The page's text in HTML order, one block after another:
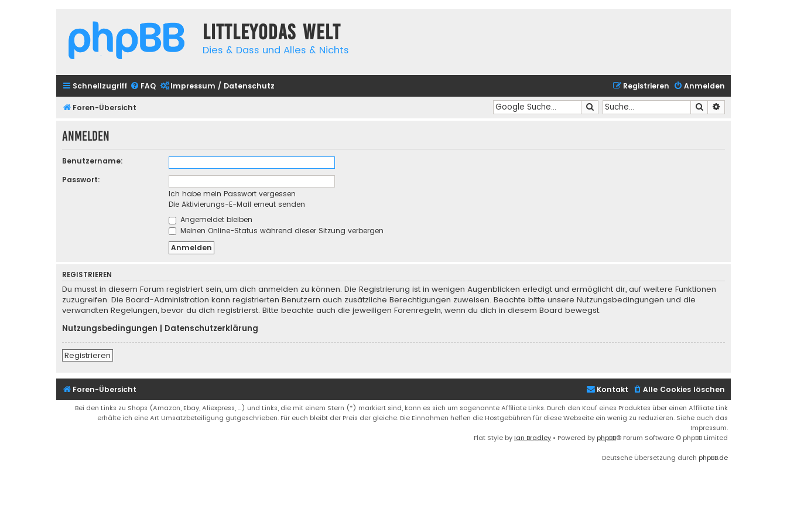
Littleyodas Welt
Dies & Dass und Alles & Nichts
Schnellzugriff FAQ Impressum / Datenschutz Anmelden
Registrieren
Foren-Übersicht Suche
Suche
Anmelden
Benutzername:
Passwort:
Ich habe mein Passwort vergessen
Die Aktivierungs-E-Mail erneut senden
Angemeldet bleiben
Meinen Online-Status während dieser Sitzung verbergen
REGISTRIEREN
Du musst in diesem Forum registriert sein, um dich anmelden zu können. Die Registrierung ist in wenigen Augenblicken erledigt und ermöglicht dir, auf weitere Funktionen
zuzugreifen. Die Board-Administration kann registrierten Benutzern auch zusätzliche Berechtigungen zuweisen. Beachte bitte unsere Nutzungsbedingungen und die
verwandten Regelungen, bevor du dich registrierst. Bitte beachte auch die jeweiligen Forenregeln, wenn du dich in diesem Board bewegst.
Nutzungsbedingungen
Datenschutzerklärung
Registrieren
Foren-Übersicht Alle Cookies löschen
Kontakt
Bei den Links zu Shops (Amazon, Ebay, Aliexpress, ...) und Links, die mit einem Stern (*) markiert sind, kann es sich um sogenannte Affiliate Links. Durch den Kauf eines Produktes über einen Affiliate Link
erhälte ich eine Art Umsatzbeteiligung gutgeschrieben. Für euch bleibt der Preis der gleiche. Die Einnahmen helfen die Hostgebühren für diese Webseite ein wenig zu reduzieren. Siehe auch das
Impressum.
Flat Style by Ian Bradley • Powered by phpBB® Forum Software © phpBB Limited
Deutsche Übersetzung durch phpBB.de